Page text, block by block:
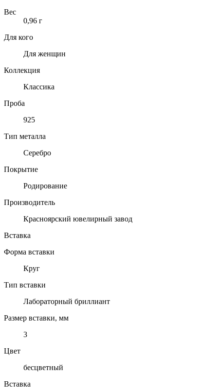
Вес
0,96 г
Для кого
Для женщин
Коллекция
Классика
Проба
925
Тип металла
Серебро
Покрытие
Родирование
Производитель
Красноярский ювелирный завод
Вставка
Форма вставки
Круг
Тип вставки
Лабораторный бриллиант
Размер вставки, мм
3
Цвет
бесцветный
Вставка